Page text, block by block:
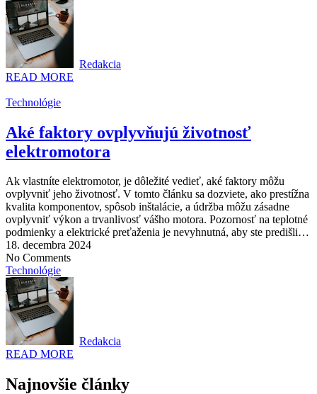
Redakcia
READ MORE
Technológie
Aké faktory ovplyvňujú životnosť
elektromotora
Ak vlastníte elektromotor, je dôležité vedieť, aké faktory môžu
ovplyvniť jeho životnosť. V tomto článku sa dozviete, ako prestížna
kvalita komponentov, spôsob inštalácie, a údržba môžu zásadne
ovplyvniť výkon a trvanlivosť vášho motora. Pozornosť na teplotné
podmienky a elektrické preťaženia je nevyhnutná, aby ste predišli…
18. decembra 2024
No Comments
Technológie
Redakcia
READ MORE
Najnovšie články